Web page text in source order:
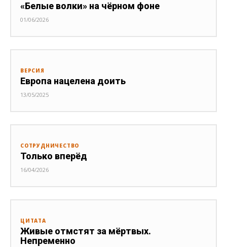
«Белые волки» на чёрном фоне
01/06/2026
ВЕРСИЯ
Европа нацелена доить
13/05/2025
СОТРУДНИЧЕСТВО
Только вперёд
16/04/2026
ЦИТАТА
Живые отмстят за мёртвых.
Непременно